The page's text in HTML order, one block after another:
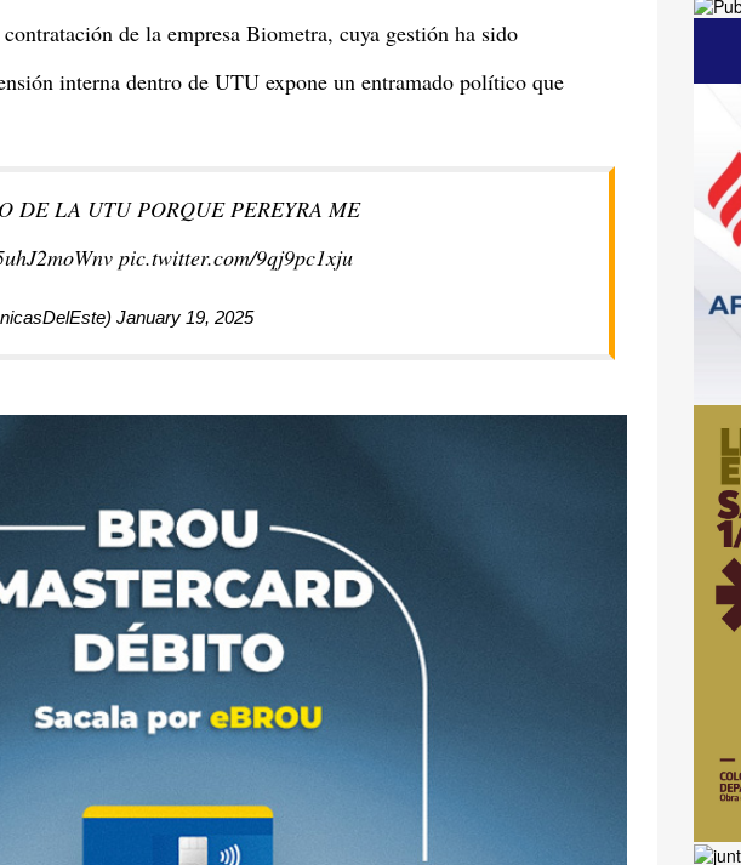
de la empresa Biometra, cuya gestión ha sido
interna dentro de UTU expone un entramado político que
DE LA UTU PORQUE PEREYRA ME
pic.twitter.com/9qj9pc1xju
January 19, 2025